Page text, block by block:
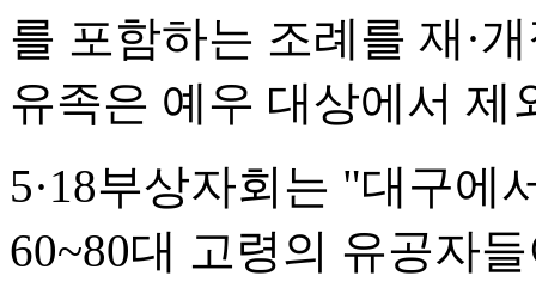
를 포함하는 조례를 재·
유족은 예우 대상에서 제
5·18부상자회는 "대구에
60~80대 고령의 유공자